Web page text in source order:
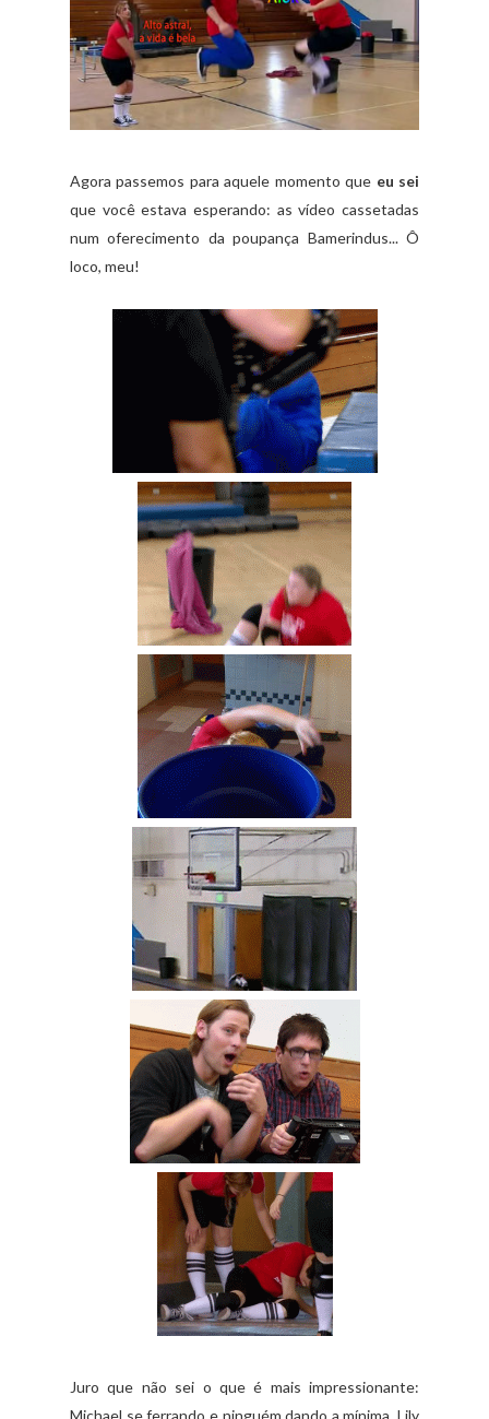
Agora passemos para aquele momento que eu sei
que você estava esperando: as vídeo cassetadas
num oferecimento da poupança Bamerindus... Ô
loco, meu!
Juro que não sei o que é mais impressionante: